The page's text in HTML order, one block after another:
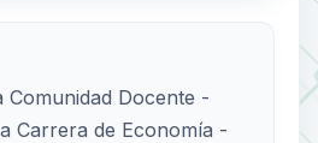
Comunidad Docente -
Carrera de Economía -